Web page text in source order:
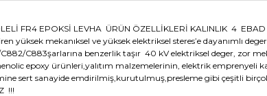
FR4 EPOKSİ LEVHA ÜRÜN ÖZELLİKLERİ KALINLIK 4
yüksek mekanıksel ve yüksek elektriksel steres’e dayanımlı
C883şarlarına benzerlik taşır 40 kV elektriksel deger, zor
epoxy ürünleri,yalıtım malzemelerinin, elektrik emprenyeli
sert sanayide emdirilmiş,kurutulmuş,presleme gibi çeşitli
!!!